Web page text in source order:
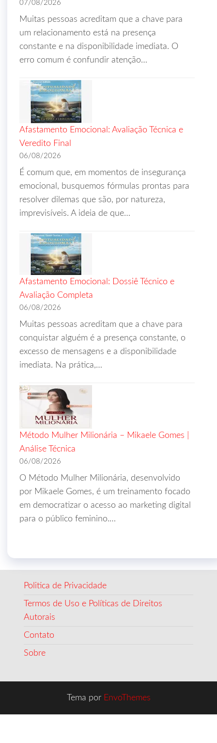
07/08/2026
Muitas pessoas acreditam que a chave para
um relacionamento está na presença
constante e na disponibilidade imediata. O
erro comum é confundir atenção…
Afastamento Emocional: Avaliação Técnica e
Veredito Final
06/08/2026
É comum que, em momentos de insegurança
emocional, busquemos fórmulas prontas para
resolver dilemas que são, por natureza,
imprevisíveis. A ideia de que…
Afastamento Emocional: Dossiê Técnico e
Avaliação Completa
06/08/2026
Muitas pessoas acreditam que a chave para
conquistar alguém é a presença constante, o
excesso de mensagens e a disponibilidade
imediata. Na prática,…
Método Mulher Milionária – Mikaele Gomes |
Análise Técnica
06/08/2026
O Método Mulher Milionária, desenvolvido
por Mikaele Gomes, é um treinamento focado
em democratizar o acesso ao marketing digital
para o público feminino.…
Politica de Privacidade
Termos de Uso e Políticas de Direitos
Autorais
Contato
Sobre
Tema por EnvoThemes